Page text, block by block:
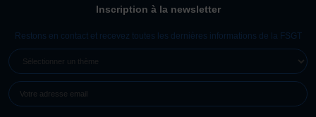
Inscription à la newsletter
Restons en contact et recevez toutes les dernières informations de la FSGT
UN
(NÉCESSAIRE)
MAIL